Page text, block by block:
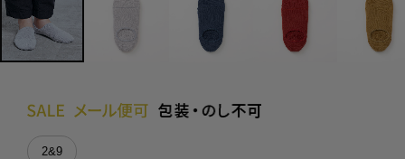
2&9